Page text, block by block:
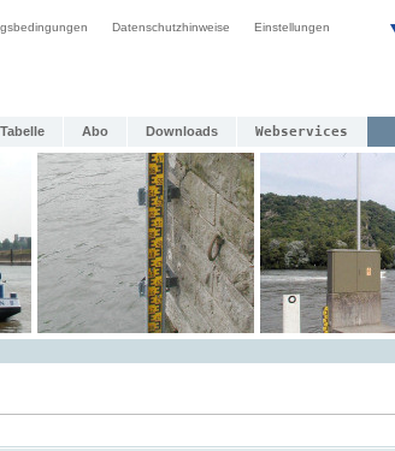
Datenschutzhinweise Einstellungen
Abo Downloads Webservices